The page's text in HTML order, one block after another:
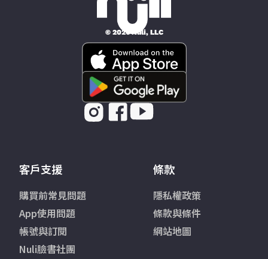
© 2026 Nüli, LLC
客戶支援
購買前常見問題
App使用問題
帳號與訂閱
Nuli臉書社團
條款
隱私權政策
條款與條件
網站地圖